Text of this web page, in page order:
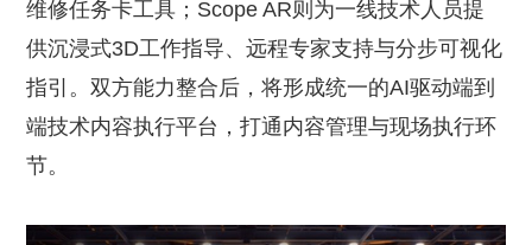
维修任务卡工具；Scope AR则为一线技术人员提
供沉浸式3D工作指导、远程专家支持与分步可视化
指引。双方能力整合后，将形成统一的AI驱动端到
端技术内容执行平台，打通内容管理与现场执行环
节。